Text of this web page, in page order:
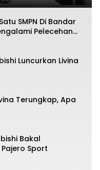
SMPN Di Bandar
Pelecehan
Luncurkan Livina
Terungkap, Apa
Bakal
Sport